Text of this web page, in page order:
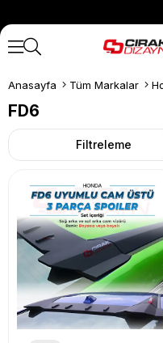
Anasayfa Tüm Markalar
FD6
Filtreleme